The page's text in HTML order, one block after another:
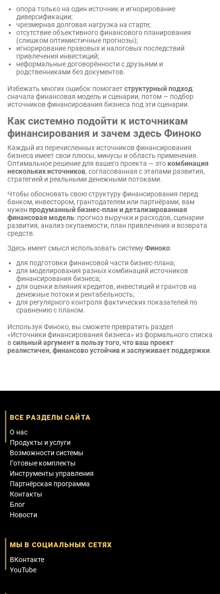
опора только на один источник и игнорирование
диверсификации;
чрезмерная долговая нагрузка на старте;
отсутствие объективного финансового планирования
(слишком оптимистичные прогнозы);
игнорирование правовых и налоговых последствий
привлечения инвестиций;
неформальные договорённости с друзьями и
родственниками без документов.
Избежать многих ошибок помогаетструктурный подход:
сначала финансовая модель и сценарии, потом — подбор
источников финансирования бизнеса под эти сценарии.
Как системно подойти к источникам
финансирования и зачем здесь Финоко
Каждый из перечисленных источников финансирования
бизнеса имеет свои плюсы, минусы и область применения.
Оптимальное решение для вашего проекта — это комбинация
нескольких источников, согласованная с этапами развития,
стратегией и реальными денежными потоками.
Чтобы обосновать свою структуру финансирования перед
банком, инвестором, грантодателем или партнёрами, вам
нужен продуманный бизнес-план и детализированная
финансовая модель: прогноз выручки и расходов, сценарии
развития, анализ окупаемости, план привлечения и возврата
средств.
Здесь имеет смысл использовать системуФиноко:
для подготовки финансовой части бизнес-плана;
для моделирования разных комбинаций источников
финансирования бизнеса;
для оценки влияния кредитов, инвестиций и грантов на
денежные потоки и рентабельность;
для регулярного контроля фактических показателей по
сравнению с планом.
Используя Финоко, вы сможете превратить раздел
«Источники финансирования бизнеса» из формального списка
всильный аргумент в пользу того, что ваш проект
реалистичен, финансово устойчив и заслуживает поддержки.
ВСЕ РАЗДЕЛЫ САЙТА
О нас
Продукты и услуги
Возможности системы
Готовые комплекты
Инструменты управления
Партнёрская программа
Контакты
Блог
Новости
МЫ В СОЦИАЛЬНЫХ СЕТЯХ
ВКонтакте
YouTube